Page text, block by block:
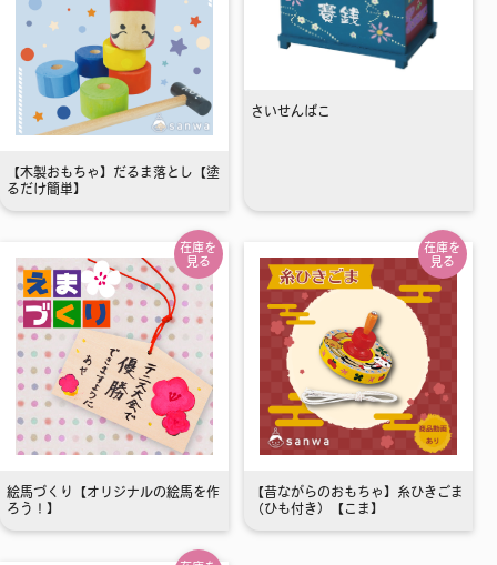
【木製おもちゃ】だるま落とし【塗
るだけ簡単】
さいせんばこ
在庫を
見る
絵馬づくり【オリジナルの絵馬を作
ろう！】
在庫を
見る
【昔ながらのおもちゃ】糸ひきごま
（ひも付き）【こま】